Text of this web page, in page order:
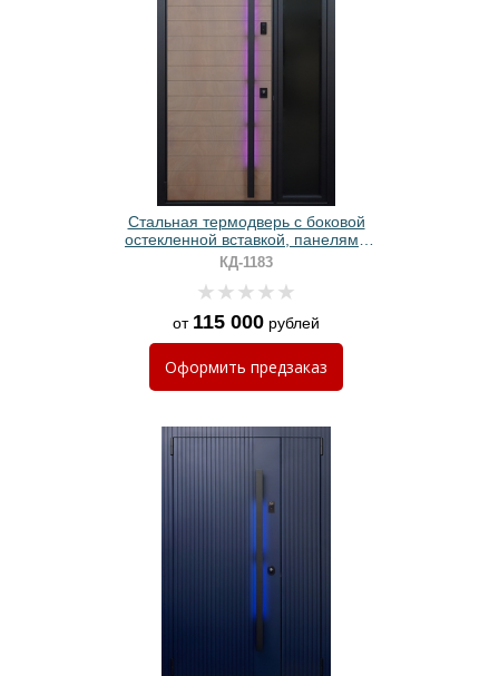
Стальная термодверь с боковой
остекленной вставкой, панелями
МДФ и длинной бугельной ручкой
КД-1183
от 115 000 рублей
Оформить предзаказ